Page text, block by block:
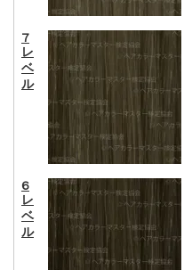
7
レ
ベ
ル
6
レ
ベ
ル